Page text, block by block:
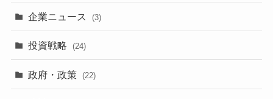
企業ニュース (3)
投資戦略 (24)
政府・政策 (22)